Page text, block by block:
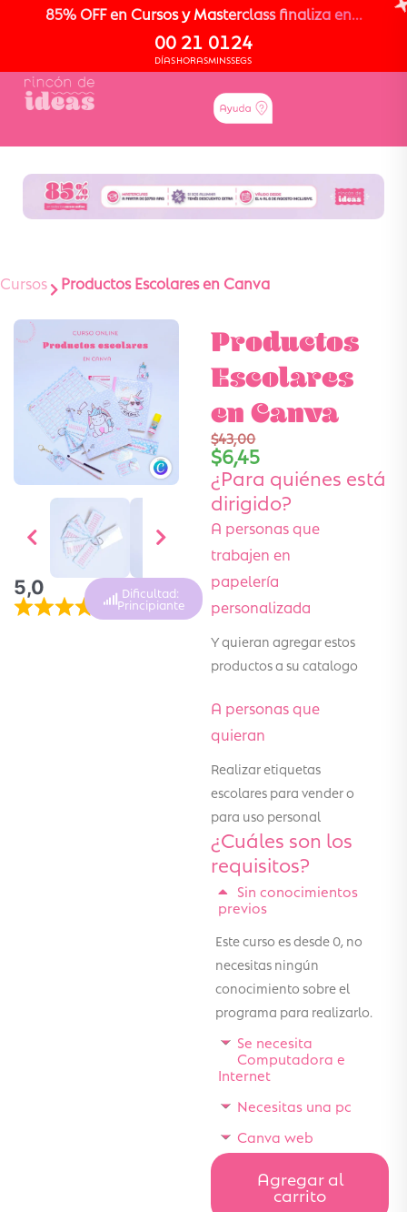
85% OFF en Cursos y Masterclass finaliza en...
00
DÍAS
21
HORAS
01
MINS
23
SEGS
Cursos Productos Escolares en Canva
5,0 Dificultad:
Principiante
Productos
Escolares
en Canva
$43,00
$6,45
¿Para quiénes está
dirigido?
A personas que
trabajen en
papelería
personalizada
Y quieran agregar estos
productos a su catalogo
A personas que
quieran
Realizar etiquetas
escolares para vender o
para uso personal
¿Cuáles son los
requisitos?
Sin conocimientos
previos
Este curso es desde 0, no
necesitas ningún
conocimiento sobre el
programa para realizarlo.
Se necesita
Computadora e
Internet
Necesitas una pc
Canva web
Agregar al
carrito